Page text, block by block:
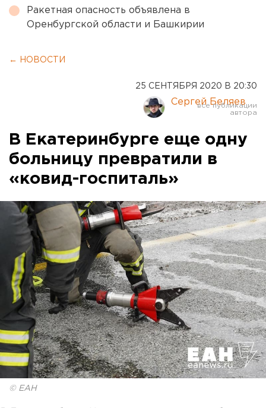
Ракетная опасность объявлена в
Оренбургской области и Башкирии
← НОВОСТИ
25 СЕНТЯБРЯ 2020 В 20:30
Сергей Беляев
В Екатеринбурге еще одну
больницу превратили в
«ковид-госпиталь»
© ЕАН